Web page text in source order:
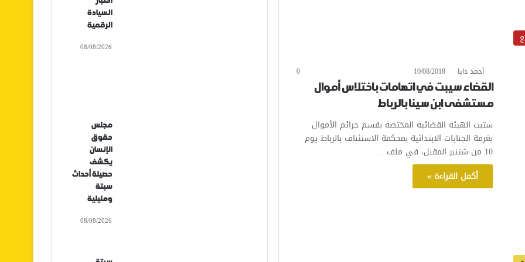
أحمد دابا 10/08/2018
0
القضاء سيبت في اتهامات باختلاس أموال
مستشفى ابن سينا بالرباط
ستبت الهيئة القضائية المختصة بقسم جرائم الأموال
بغرفة الجنايات الابتدائية بمحكمة الاستئناف بالرباط يوم
10 من شتنبر المقبل، في ملف…
أكمل القراءة »
السيادة
الرقمية
08/08/2026
مجلس
حقوق
الإنسان
يكشف
حصيلة أحداث
سبتة
ومليلية
08/08/2026